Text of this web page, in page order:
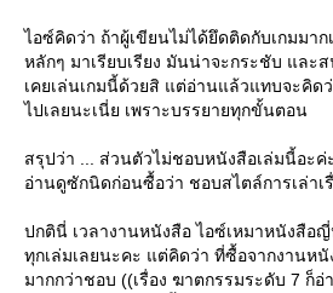
ไอซ์คิดว่า ถ้าผู้เขียนไม่ได้ยึดติดกับเกมมาก
หลักๆ มาเรียบเรียง มันน่าจะกระชับ และส
เคยเล่นเกมนี้ด้วยสิ แต่อ่านแล้วแทบจะคิด
ไปเลยนะเนี่ย เพราะบรรยายทุกขั้นตอน
สรุปว่า ... ส่วนตัวไม่ชอบหนังสือเล่มนี้อะค่
อ่านดูซักนิดก่อนซื้อว่า ชอบสไตล์การเล่าเ
ปกตินี่ เวลางานหนังสือ ไอซ์เหมาหนังสือ
ทุกเล่มเลยนะคะ แต่คิดว่า ที่ซื้อจากงานห
มากกว่าชอบ ((เรื่อง ฆาตกรรมระดับ 7 ก็